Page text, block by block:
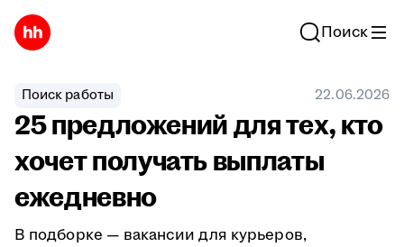
Поиск
Поиск работы 22.06.2026
25 предложений для тех, кто
хочет получать выплаты
ежедневно
В подборке — вакансии для курьеров,